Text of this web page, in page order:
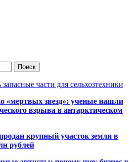
части для сельхозтехники
«мертвых звезд»: ученые нашли
взрыва в антарктическом
крупный участок земли в
рублей